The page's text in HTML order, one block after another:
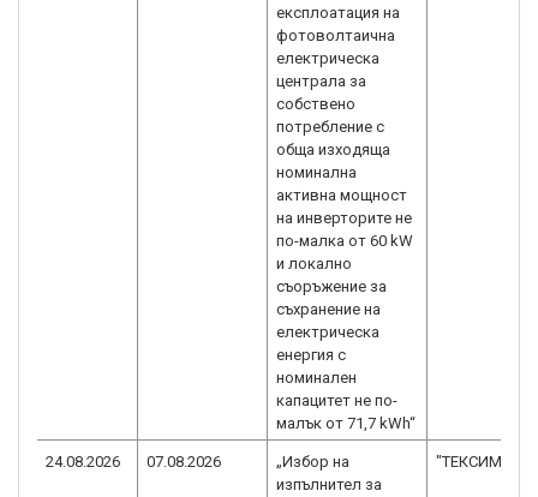
експлоатация на
фотоволтаична
електрическа
централа за
собствено
потребление с
обща изходяща
номинална
активна мощност
на инверторите не
по-малка от 60 kW
и локално
съоръжение за
съхранение на
електрическа
енергия с
номинален
капацитет не по-
малък от 71,7 kWh“
24.08.2026 07.08.2026
„Избор на
изпълнител за
"ТЕКСИМ"